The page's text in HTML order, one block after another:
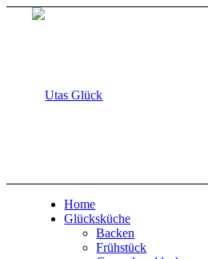
Home
Glücksküche
Backen
Frühstück